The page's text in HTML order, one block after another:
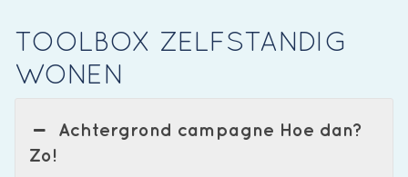
TOOLBOX ZELFSTANDIG
WONEN
Achtergrond campagne Hoe dan?
Zo!